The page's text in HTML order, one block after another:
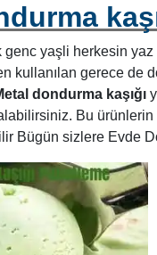
genc yaşli herkesin
kullanılan gerece de
dondurma kaşığı
Bu
Bügün sizlere Evde